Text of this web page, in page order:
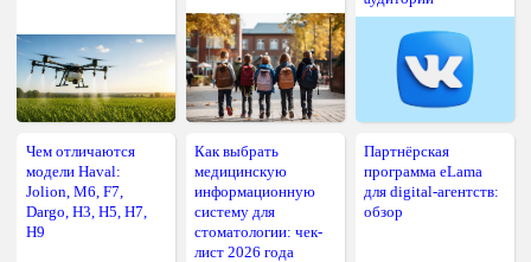
Чем отличаются
модели Haval:
Jolion, M6, F7,
Dargo, H3, H5, H7,
H9
Как выбрать
медицинскую
информационную
систему для
стоматологии: чек-
лист 2026 года
Партнёрская
программа eLama
для digital-агентств:
обзор